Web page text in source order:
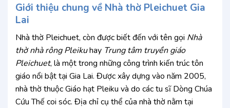
Giới thiệu chung về Nhà thờ Pleichuet Gia
Lai
Nhà thờ Pleichuet, còn được biết đến với tên gọi Nhà
thờ nhà rông Pleikuhay Trung tâm truyền giáo
Pleichuet, là một trong những công trình kiến trúc tôn
giáo nổi bật tại Gia Lai. Được xây dựng vào năm 2005,
nhà thờ thuộc Giáo hạt Pleiku và do các tu sĩ Dòng Chúa
Cứu Thế coi sóc. Địa chỉ cụ thể của nhà thờ nằm tại